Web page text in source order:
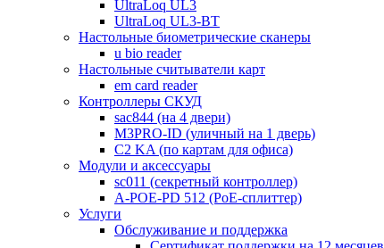
UltraLoq UL3
UltraLoq UL3-BT
Настольные биометрические сканеры
u bio reader
Настольные считыватели карт
em card reader
Контроллеры СКУД
sac844 (на 4 двери)
M3PRO-ID (уличный на 1 дверь)
C2 KA (по картам для офиса)
Модули и аксессуары
sc011 (секретный контроллер)
A-POE-PD 512 (PoE-сплиттер)
Услуги
Обслуживание и поддержка